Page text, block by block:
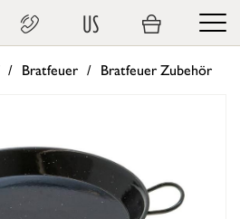
US
Bratfeuer Bratfeuer Zubehör